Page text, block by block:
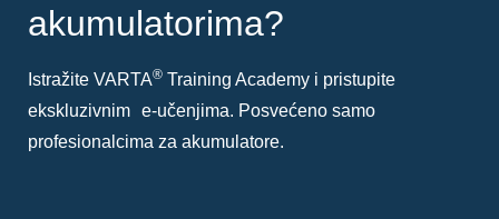
akumulatorima?
Istražite VARTA® Training Academy i pristupite
ekskluzivnim e-učenjima. Posvećeno samo
profesionalcima za akumulatore.